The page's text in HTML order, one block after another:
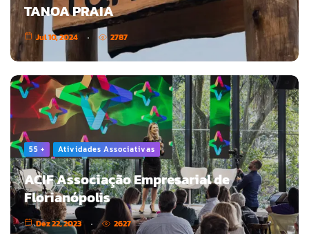
TANOA PRAIA
Jul 10, 2024 2787
55 + Atividades Associativas
ACIF Associação Empresarial de
Florianópolis
Dez 22, 2023 2627